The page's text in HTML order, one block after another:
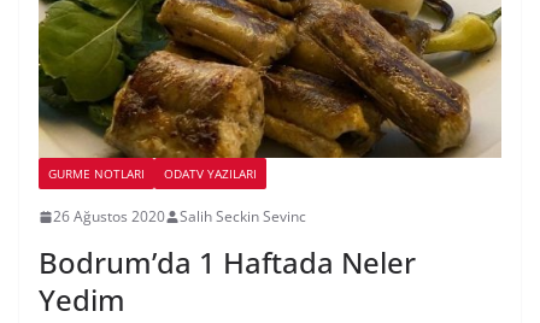
GURME NOTLARI ODATV YAZILARI
26 Ağustos 2020 Salih Seckin Sevinc
Bodrum’da 1 Haftada Neler
Yedim